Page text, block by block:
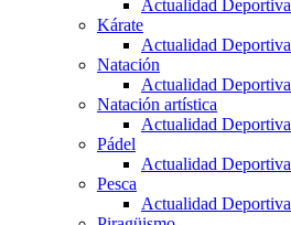
Actualidad Deportiva
Kárate
Actualidad Deportiva
Natación
Actualidad Deportiva
Natación artística
Actualidad Deportiva
Pádel
Actualidad Deportiva
Pesca
Actualidad Deportiva